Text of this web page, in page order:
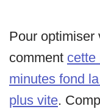
Pour optimiser
comment cette
minutes fond
plus vite.